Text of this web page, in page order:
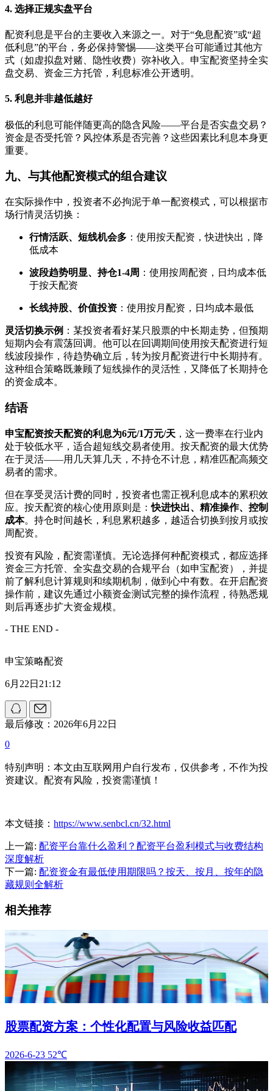
4. 选择正规实盘平台
配资利息是平台的主要收入来源之一。对于“免息配资”或“超
低利息”的平台，务必保持警惕——这类平台可能通过其他方
式（如虚拟盘对赌、隐性收费）弥补收入。申宝配资坚持全实
盘交易、资金三方托管，利息标准公开透明。
5. 利息并非越低越好
极低的利息可能伴随更高的隐含风险——平台是否实盘交易？
资金是否受托管？风控体系是否完善？这些因素比利息本身更
重要。
九、与其他配资模式的组合建议
在实际操作中，投资者不必拘泥于单一配资模式，可以根据市
场行情灵活切换：
行情活跃、短线机会多 ：使用按天配资，快进快出，降
低成本
波段趋势明显、持仓1-4周 ：使用按周配资，日均成本低
于按天配资
长线持股、价值投资 ：使用按月配资，日均成本最低
灵活切换示例 ：某投资者看好某只股票的中长期走势，但预期
短期内会有震荡回调。他可以在回调期间使用按天配资进行短
线波段操作，待趋势确立后，转为按月配资进行中长期持有。
这种组合策略既兼顾了短线操作的灵活性，又降低了长期持仓
的资金成本。
结语
申宝配资按天配资的利息为6元/1万元/天 ，这一费率在行业内
处于较低水平，适合超短线交易者使用。按天配资的最大优势
在于灵活——用几天算几天，不持仓不计息，精准匹配高频交
易者的需求。
但在享受灵活计费的同时，投资者也需正视利息成本的累积效
应。按天配资的核心使用原则是：快进快出、精准操作、控制
成本。持仓时间越长，利息累积越多，越适合切换到按月或按
周配资。
投资有风险，配资需谨慎。无论选择何种配资模式，都应选择
资金三方托管、全实盘交易的合规平台（如申宝配资），并提
前了解利息计算规则和续期机制，做到心中有数。在开启配资
操作前，建议先通过小额资金测试完整的操作流程，待熟悉规
则后再逐步扩大资金规模。
- THE END -
申宝策略配资
6月22日21:12
最后修改：2026年6月22日
0
特别声明：本文由互联网用户自行发布，仅供参考，不作为投
资建议。配资有风险，投资需谨慎！
本文链接： https://www.senbcl.cn/32.html
上一篇: 配资平台靠什么盈利？配资平台盈利模式与收费结构
深度解析
下一篇: 配资资金有最低使用期限吗？按天、按月、按年的隐
藏规则全解析
相关推荐
股票配资方案：个性化配置与风险收益匹配
2026-6-23 52℃